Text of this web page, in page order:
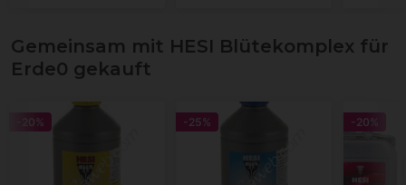
Gemeinsam mit HESI Blütekomplex für
Erde0 gekauft
-20% -25% -20%